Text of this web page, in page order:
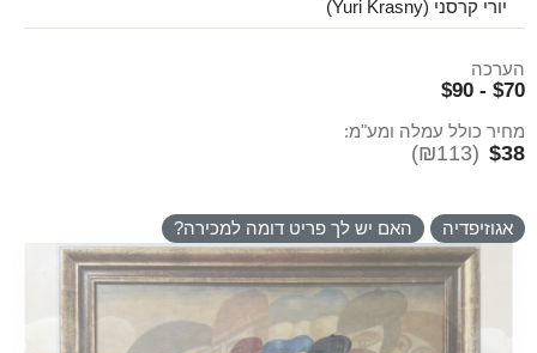
יורי קרסני (Yuri Krasny)
הערכה
$70 - $90
מחיר כולל עמלה ומע"מ:
$38
(₪113)
אגוזיפדיה האם יש לך פריט דומה למכירה?